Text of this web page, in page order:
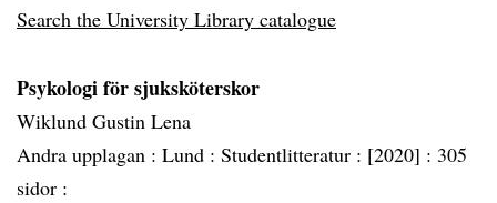
Search the University Library catalogue
Psykologi för sjuksköterskor
Wiklund Gustin Lena
Andra upplagan : Lund : Studentlitteratur : [2020] : 305
sidor :